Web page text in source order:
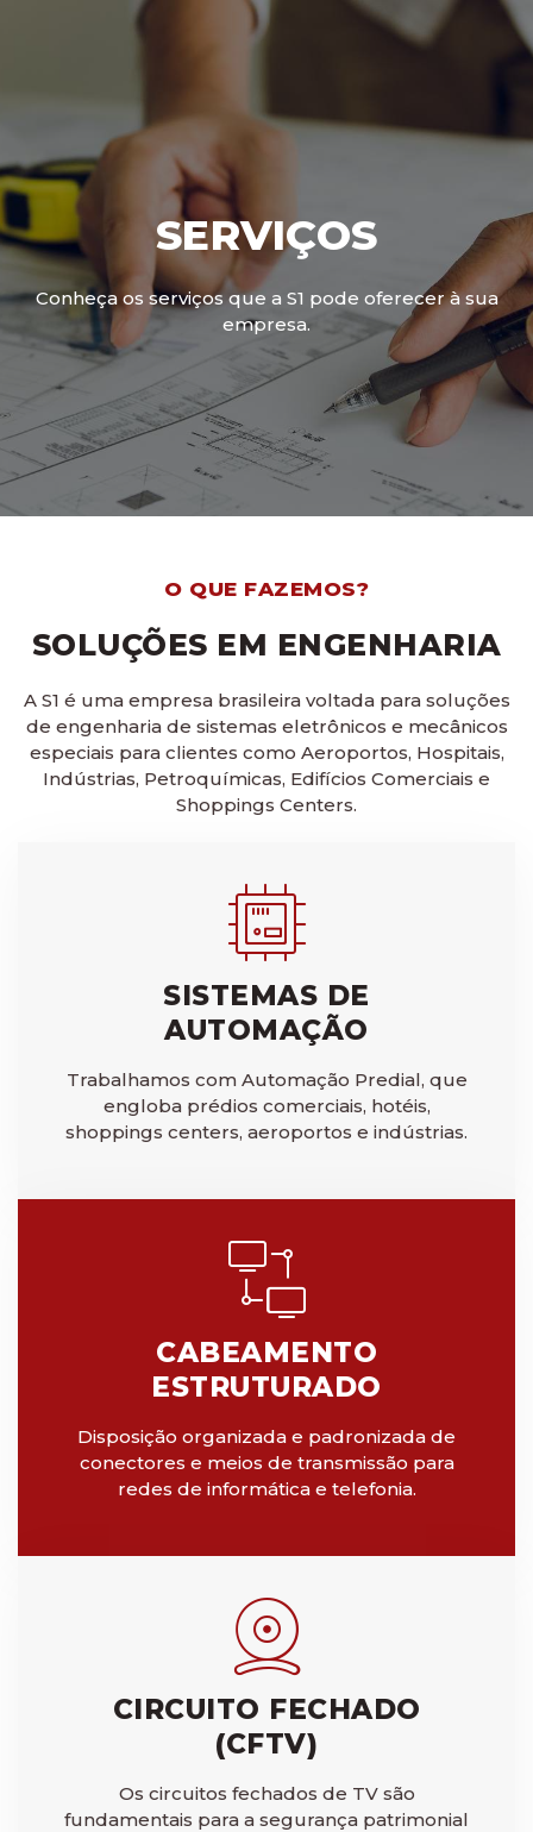
SERVIÇOS
Conheça os serviços que a S1 pode oferecer à sua
empresa.
O QUE FAZEMOS?
SOLUÇÕES EM ENGENHARIA
A S1 é uma empresa brasileira voltada para soluções
de engenharia de sistemas eletrônicos e mecânicos
especiais para clientes como Aeroportos, Hospitais,
Indústrias, Petroquímicas, Edifícios Comerciais e
Shoppings Centers.
SISTEMAS DE
AUTOMAÇÃO
Trabalhamos com Automação Predial, que
engloba prédios comerciais, hotéis,
shoppings centers, aeroportos e indústrias.
CABEAMENTO
ESTRUTURADO
Disposição organizada e padronizada de
conectores e meios de transmissão para
redes de informática e telefonia.
CIRCUITO FECHADO
(CFTV)
Os circuitos fechados de TV são
fundamentais para a segurança patrimonial